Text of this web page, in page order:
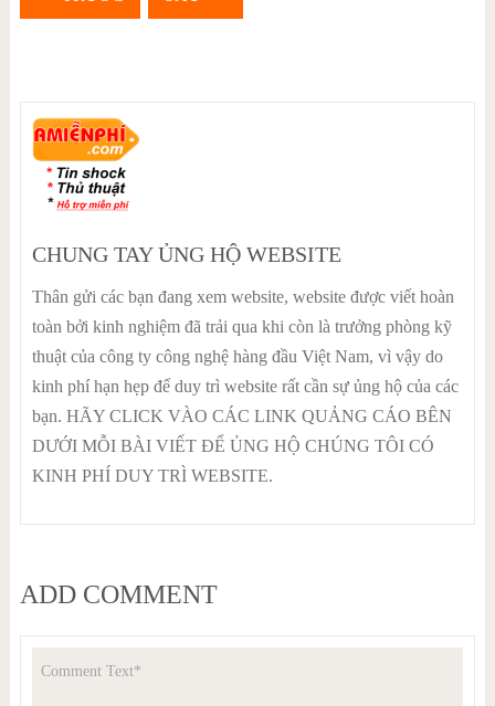
CHUNG TAY ỦNG HỘ WEBSITE
Thân gửi các bạn đang xem website, website được viết hoàn
toàn bởi kinh nghiệm đã trải qua khi còn là trưởng phòng kỹ
thuật của công ty công nghệ hàng đầu Việt Nam, vì vậy do
kinh phí hạn hẹp để duy trì website rất cần sự ủng hộ của các
bạn. HÃY CLICK VÀO CÁC LINK QUẢNG CÁO BÊN
DƯỚI MỖI BÀI VIẾT ĐỂ ỦNG HỘ CHÚNG TÔI CÓ
KINH PHÍ DUY TRÌ WEBSITE.
ADD COMMENT